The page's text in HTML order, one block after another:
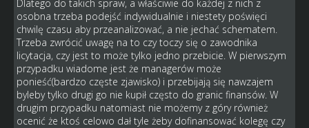
Dlatego do takich spraw, a właściwie do każdej z nich z
osobna trzeba podejść indywidualnie i niestety poświęci
chwilę czasu aby przeanalizować, a nie jechać schematem.
Trzeba zwrócić uwagę na to czy toczy się o zawodnika
licytacja, czy jest to może tylko jedno przebicie. W pierwszym
przypadku wiadome jest że managerów może
ponieść(bardzo częste zjawisko) i przebijają się nawzajem
byleby tylko drugi go nie kupił często do granic finansów. W
drugim przypadku natomiast nie możemy z góry również
ocenić że ktoś celowo dał tyle żeby dofinansować kolegę czy